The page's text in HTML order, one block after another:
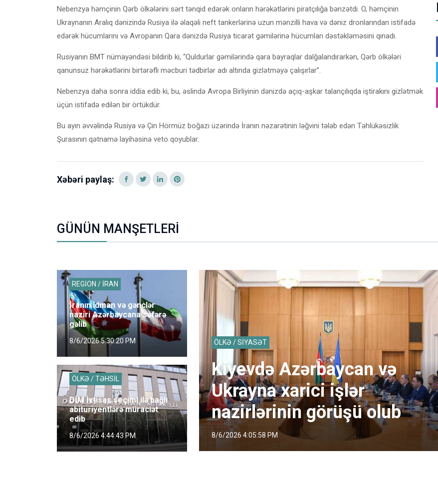
Nebenzya həmçinin Qərb ölkələrini sərt tənqid edərək onların hərəkətlərini piratçılığa bənzətdi. O, həmçinin
Ukraynanın Aralıq dənizində Rusiya ilə əlaqəli neft tankerlərinə uzun mənzilli hava və dəniz dronlarından istifadə
edərək hücumlarını və Avropanın Qara dənizdə Rusiya ticarət gəmilərinə hücumları dəstəkləməsini qınadı.
Rusiyanın BMT nümayəndəsi bildirib ki, “Quldurlar gəmilərində qara bayraqlar dalğalandırarkən, Qərb ölkələri
qanunsuz hərəkətlərini birtərəfli məcburi tədbirlər adı altında gizlətməyə çalışırlar”.
Nebenzya daha sonra iddia edib ki, bu, əslində Avropa Birliyinin dənizdə açıq-aşkar talançılıqda iştirakını gizlətmək
üçün istifadə edilən bir örtükdür.
Bu ayın əvvəlində Rusiya və Çin Hörmüz boğazı üzərində İranın nəzarətinin ləğvini tələb edən Təhlükəsizlik
Şurasının qətnamə layihəsinə veto qoyublar.
Xəbəri paylaş:
GÜNÜN MANŞETLERİ
REGİON / İRAN
İranın idman və gənclər
naziri Azərbaycana səfərə
gəlib
8/6/2026 5:30:20 PM
ÖLKƏ / TƏHSİL
DİM İxtisas seçimi ilə bağlı
abituriyentlərə müraciət
edib
8/6/2026 4:44:43 PM
ÖLKƏ / SİYASƏT
Kiyevdə Azərbaycan və
Ukrayna xarici işlər
nazirlərinin görüşü olub
8/6/2026 4:05:58 PM